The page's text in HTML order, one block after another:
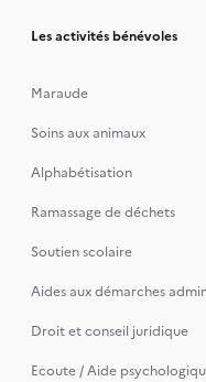
Les activités bénévoles
Maraude
Soins aux animaux
Alphabétisation
Ramassage de déchets
Soutien scolaire
Aides aux démarches
Droit et conseil juridique
Ecoute / Aide